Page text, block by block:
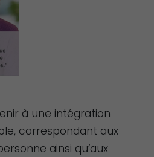
à une intégration
correspondant aux
ainsi qu’aux